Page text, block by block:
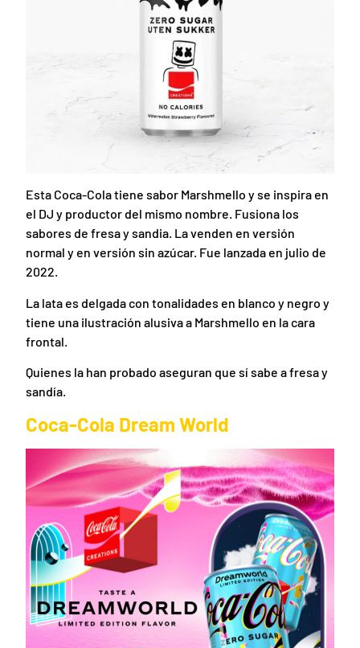
Esta Coca-Cola tiene sabor Marshmello y se inspira en
el DJ y productor del mismo nombre. Fusiona los
sabores de fresa y sandia. La venden en versión
normal y en versión sin azúcar. Fue lanzada en julio de
2022.
La lata es delgada con tonalidades en blanco y negro y
tiene una ilustración alusiva a Marshmello en la cara
frontal.
Quienes la han probado aseguran que sí sabe a fresa y
sandía.
Coca-Cola Dream World